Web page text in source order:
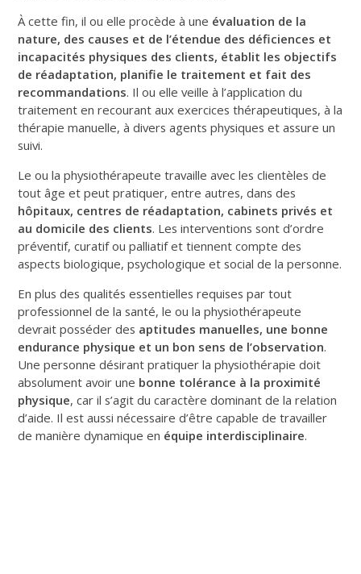
À cette fin, il ou elle procède à une évaluation de la
nature, des causes et de l’étendue des déficiences et
incapacités physiques des clients, établit les objectifs
de réadaptation, planifie le traitement et fait des
recommandations. Il ou elle veille à l’application du
traitement en recourant aux exercices thérapeutiques, à la
thérapie manuelle, à divers agents physiques et assure un
suivi.
Le ou la physiothérapeute travaille avec les clientèles de
tout âge et peut pratiquer, entre autres, dans des
hôpitaux, centres de réadaptation, cabinets privés et
au domicile des clients. Les interventions sont d’ordre
préventif, curatif ou palliatif et tiennent compte des
aspects biologique, psychologique et social de la personne.
En plus des qualités essentielles requises par tout
professionnel de la santé, le ou la physiothérapeute
devrait posséder des aptitudes manuelles, une bonne
endurance physique et un bon sens de l’observation.
Une personne désirant pratiquer la physiothérapie doit
absolument avoir une bonne tolérance à la proximité
physique, car il s’agit du caractère dominant de la relation
d’aide. Il est aussi nécessaire d’être capable de travailler
de manière dynamique en équipe interdisciplinaire.